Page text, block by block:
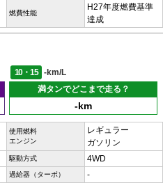
燃費性能
H27年度燃費基準
達成
10・15
-km/L
満タンでどこまで走る？
-km
使用燃料
エンジン
レギュラー
ガソリン
駆動方式 4WD
過給器（ターボ） -